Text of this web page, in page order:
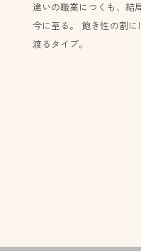
違いの職業につくも、結
今に至る。 飽き性の割に
渡るタイプ。